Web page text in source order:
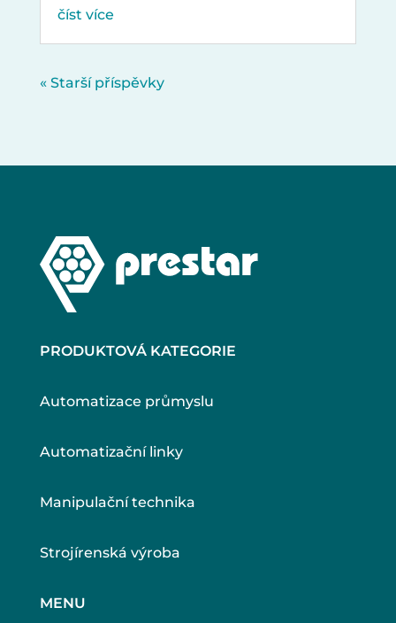
číst více
« Starší příspěvky
PRODUKTOVÁ KATEGORIE
Automatizace průmyslu
Automatizační linky
Manipulační technika
Strojírenská výroba
MENU